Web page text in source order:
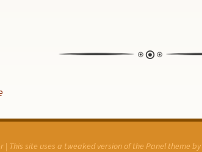
| This site uses a tweaked version of the Panel theme by